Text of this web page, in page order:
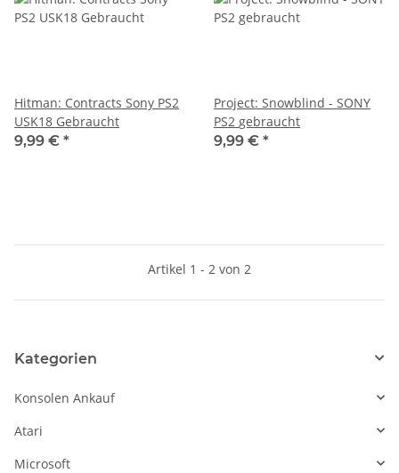
Hitman: Contracts Sony PS2
USK18 Gebraucht
9,99 € *
Project: Snowblind - SONY
PS2 gebraucht
9,99 € *
Artikel 1 - 2 von 2
Kategorien
Konsolen Ankauf
Atari
Microsoft